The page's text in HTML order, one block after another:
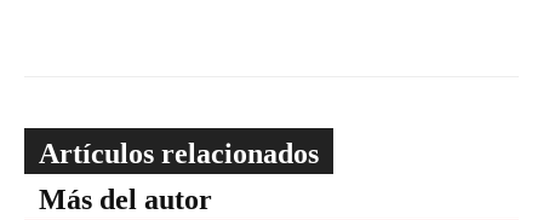
Artículos relacionados
Más del autor